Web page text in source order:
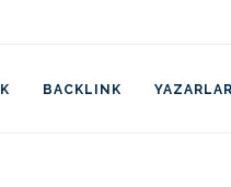
BACKLINK YAZARLAR